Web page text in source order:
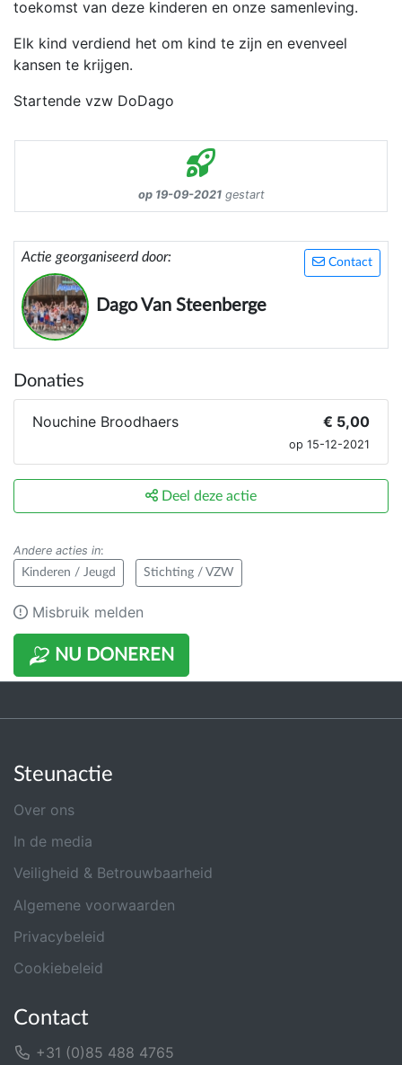
toekomst van deze kinderen en onze samenleving.
Elk kind verdiend het om kind te zijn en evenveel
kansen te krijgen.
Startende vzw DoDago
op 19-09-2021gestart
Contact
Actie georganiseerd door:
Dago Van Steenberge
NU DONEREN
Donaties
Nouchine Broodhaers € 5,00
op 15-12-2021
Deel deze actie
Andere acties in:
Kinderen / Jeugd Stichting / VZW
Misbruik melden
Steunactie
Over ons
In de media
Veiligheid & Betrouwbaarheid
Algemene voorwaarden
Privacybeleid
Cookiebeleid
Contact
+31 (0)85 488 4765